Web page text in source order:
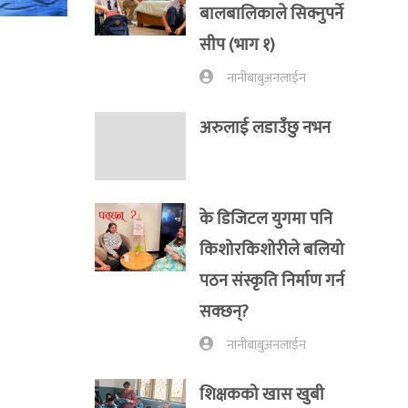
बालबालिकाले सिक्नुपर्ने
सीप (भाग १)
नानीबाबुअनलाईन
अरुलाई लडाउँछु नभन
के डिजिटल युगमा पनि
किशोरकिशोरीले बलियो
पठन संस्कृति निर्माण गर्न
सक्छन्?
नानीबाबुअनलाईन
शिक्षकको खास खुबी